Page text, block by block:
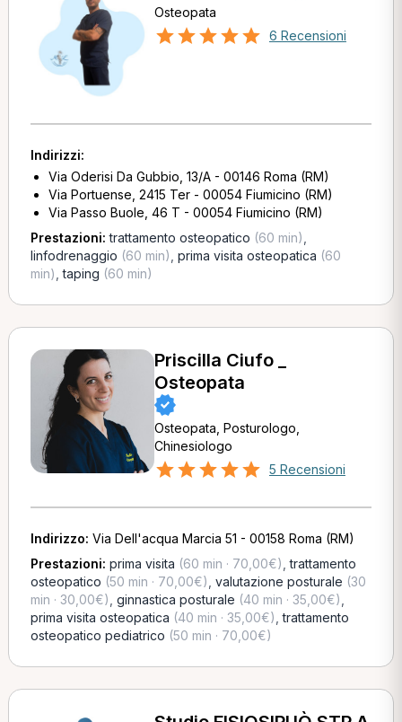
Osteopata
6 Recensioni
Indirizzi:
Via Oderisi Da Gubbio, 13/A - 00146 Roma (RM)
Via Portuense, 2415 Ter - 00054 Fiumicino (RM)
Via Passo Buole, 46 T - 00054 Fiumicino (RM)
Prestazioni:trattamento osteopatico (60 min)
linfodrenaggio (60 min) prima visita osteopatica (60
min) ,taping (60 min)
Priscilla Ciufo _
Osteopata
Osteopata, Posturologo,
Chinesiologo
5 Recensioni
Indirizzo: Via Dell'acqua Marcia 51 - 00158 Roma (RM)
Prestazioni: prima visita (60 min · 70,00€) ,trattamento
osteopatico (50 min · 70,00€) valutazione posturale (30
min · 30,00€) ginnastica posturale (40 min · 35,00€)
prima visita osteopatica (40 min · 35,00€) ,trattamento
osteopatico pediatrico (50 min · 70,00€)